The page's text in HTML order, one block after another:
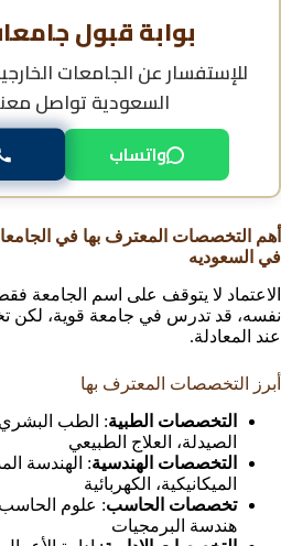
بوابة قبول
للإستفسار عنالجامعات
السعوديةتواصل
واتساب
أهم التخصصات المعترف بها في
في السعوديه
الاعتماد لا يتوقف على اسم الجامعة
نفسه، قد تدرس في جامعة قوية، لكن
عند المعادلة.
أبرز التخصصات المعترف بها
التخصصات الطبية: الطب
الصيدلة، العلاج الطبيعي
التخصصات الهندسية: الهندسة
الميكانيكية، الكهربائية
تخصصات الحاسب: علوم
هندسة البرمجيات